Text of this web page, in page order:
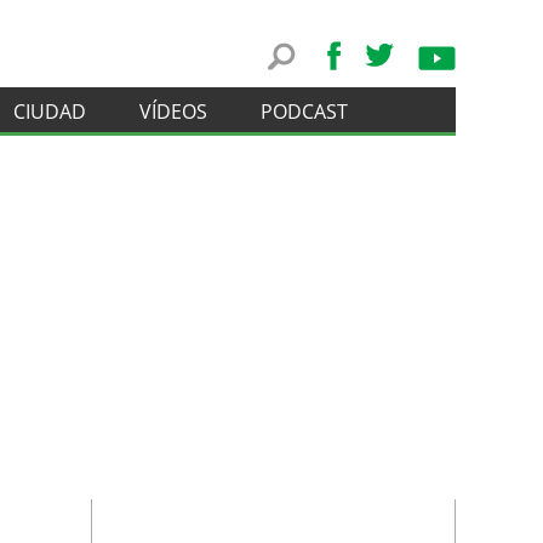
CIUDAD VÍDEOS PODCAST